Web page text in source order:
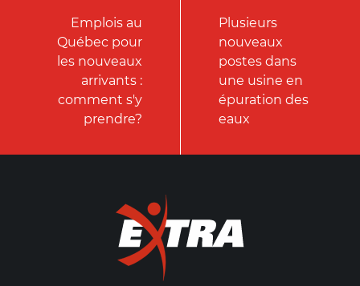
Emplois au
Québec pour
les nouveaux
arrivants :
comment s'y
prendre?
Plusieurs
nouveaux
postes dans
une usine en
épuration des
eaux